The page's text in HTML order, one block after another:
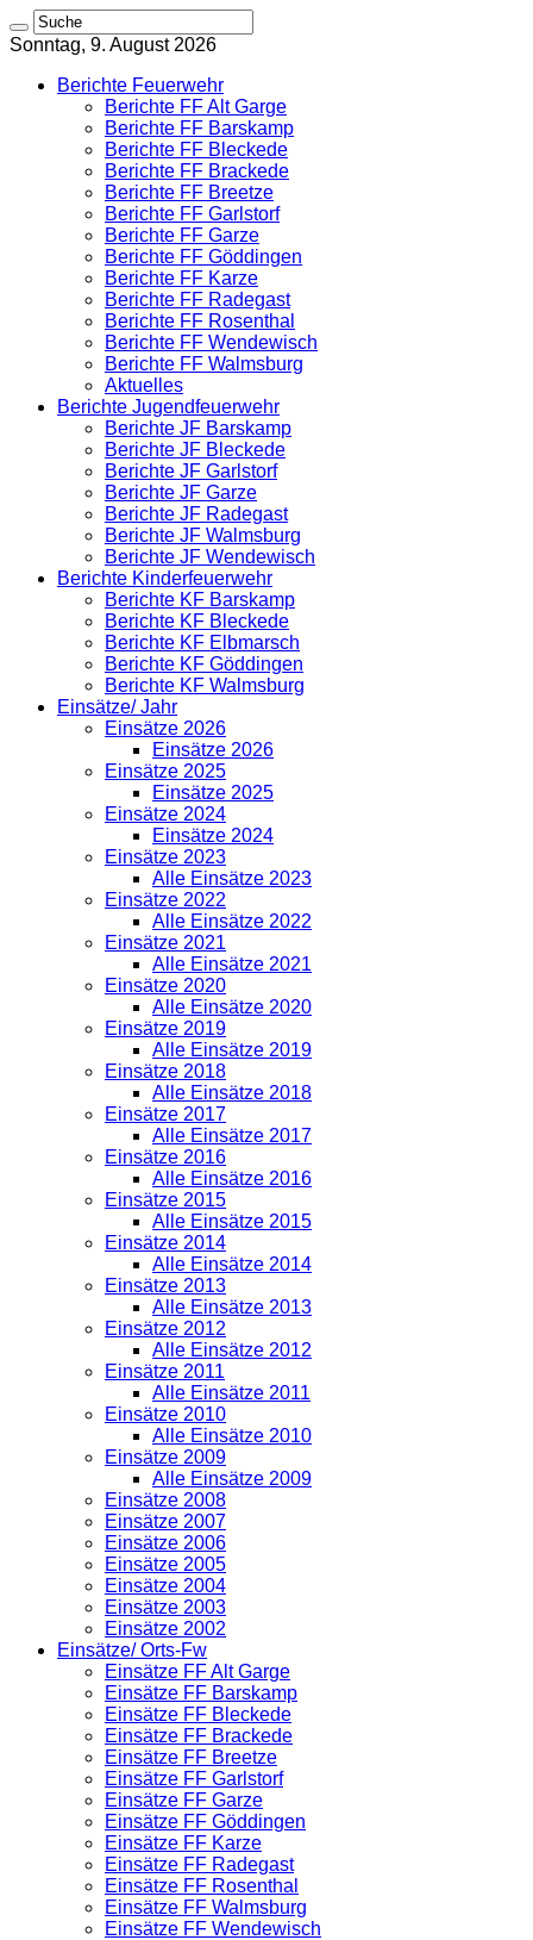
Sonntag, 9. August 2026
Berichte Feuerwehr
Berichte FF Alt Garge
Berichte FF Barskamp
Berichte FF Bleckede
Berichte FF Brackede
Berichte FF Breetze
Berichte FF Garlstorf
Berichte FF Garze
Berichte FF Göddingen
Berichte FF Karze
Berichte FF Radegast
Berichte FF Rosenthal
Berichte FF Wendewisch
Berichte FF Walmsburg
Aktuelles
Berichte Jugendfeuerwehr
Berichte JF Barskamp
Berichte JF Bleckede
Berichte JF Garlstorf
Berichte JF Garze
Berichte JF Radegast
Berichte JF Walmsburg
Berichte JF Wendewisch
Berichte Kinderfeuerwehr
Berichte KF Barskamp
Berichte KF Bleckede
Berichte KF Elbmarsch
Berichte KF Göddingen
Berichte KF Walmsburg
Einsätze/ Jahr
Einsätze 2026
Einsätze 2026
Einsätze 2025
Einsätze 2025
Einsätze 2024
Einsätze 2024
Einsätze 2023
Alle Einsätze 2023
Einsätze 2022
Alle Einsätze 2022
Einsätze 2021
Alle Einsätze 2021
Einsätze 2020
Alle Einsätze 2020
Einsätze 2019
Alle Einsätze 2019
Einsätze 2018
Alle Einsätze 2018
Einsätze 2017
Alle Einsätze 2017
Einsätze 2016
Alle Einsätze 2016
Einsätze 2015
Alle Einsätze 2015
Einsätze 2014
Alle Einsätze 2014
Einsätze 2013
Alle Einsätze 2013
Einsätze 2012
Alle Einsätze 2012
Einsätze 2011
Alle Einsätze 2011
Einsätze 2010
Alle Einsätze 2010
Einsätze 2009
Alle Einsätze 2009
Einsätze 2008
Einsätze 2007
Einsätze 2006
Einsätze 2005
Einsätze 2004
Einsätze 2003
Einsätze 2002
Einsätze/ Orts-Fw
Einsätze FF Alt Garge
Einsätze FF Barskamp
Einsätze FF Bleckede
Einsätze FF Brackede
Einsätze FF Breetze
Einsätze FF Garlstorf
Einsätze FF Garze
Einsätze FF Göddingen
Einsätze FF Karze
Einsätze FF Radegast
Einsätze FF Rosenthal
Einsätze FF Walmsburg
Einsätze FF Wendewisch